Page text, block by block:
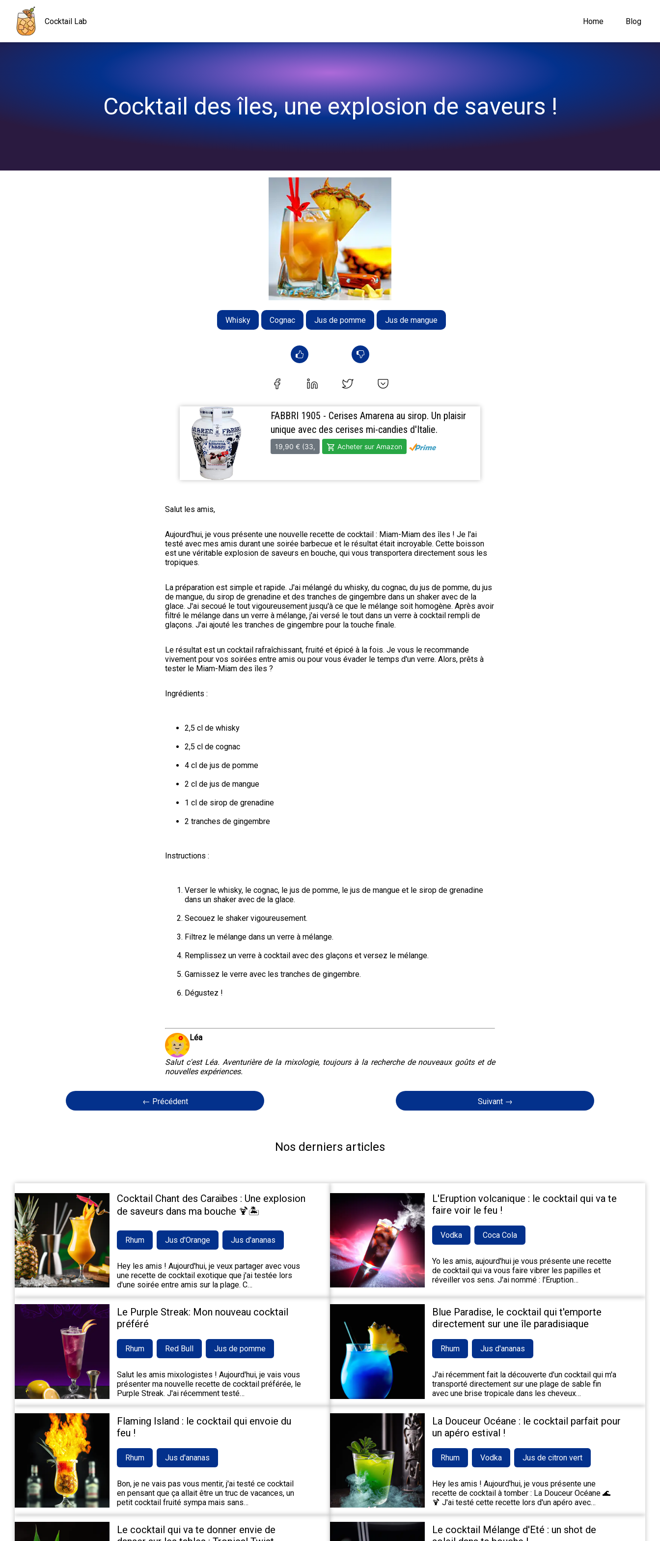
Cocktail Lab Home Blog
Cocktail des îles, une explosion de saveurs !
Whisky Cognac Jus de pomme Jus de mangue
Salut les amis,
Aujourd'hui, je vous présente une nouvelle recette de cocktail : Miam-Miam des îles ! Je l'ai
testé avec mes amis durant une soirée barbecue et le résultat était incroyable. Cette boisson
est une véritable explosion de saveurs en bouche, qui vous transportera directement sous les
tropiques.
La préparation est simple et rapide. J'ai mélangé du whisky, du cognac, du jus de pomme, du jus
de mangue, du sirop de grenadine et des tranches de gingembre dans un shaker avec de la
glace. J'ai secoué le tout vigoureusement jusqu'à ce que le mélange soit homogène. Après avoir
filtré le mélange dans un verre à mélange, j'ai versé le tout dans un verre à cocktail rempli de
glaçons. J'ai ajouté les tranches de gingembre pour la touche finale.
Le résultat est un cocktail rafraîchissant, fruité et épicé à la fois. Je vous le recommande
vivement pour vos soirées entre amis ou pour vous évader le temps d'un verre. Alors, prêts à
tester le Miam-Miam des îles ?
Ingrédients :
2,5 cl de whisky
2,5 cl de cognac
4 cl de jus de pomme
2 cl de jus de mangue
1 cl de sirop de grenadine
2 tranches de gingembre
Instructions :
Verser le whisky, le cognac, le jus de pomme, le jus de mangue et le sirop de grenadine
dans un shaker avec de la glace.
Secouez le shaker vigoureusement.
Filtrez le mélange dans un verre à mélange.
Remplissez un verre à cocktail avec des glaçons et versez le mélange.
Garnissez le verre avec les tranches de gingembre.
Dégustez !
Léa
Salut c'est Léa. Aventurière de la mixologie, toujours à la recherche de nouveaux goûts et de
nouvelles expériences.
← Précédent Suivant →
Nos derniers articles
Cocktail Chant des Caraïbes : Une explosion
de saveurs dans ma bouche 🍹🏝️
Rhum Jus d'Orange Jus d'ananas
Hey les amis ! Aujourd'hui, je veux partager avec vous
une recette de cocktail exotique que j'ai testée lors
d'une soirée entre amis sur la plage. C…
L'Eruption volcanique : le cocktail qui va te
faire voir le feu !
Vodka Coca Cola
Yo les amis, aujourd'hui je vous présente une recette
de cocktail qui va vous faire vibrer les papilles et
réveiller vos sens. J'ai nommé : l'Eruption…
Le Purple Streak: Mon nouveau cocktail
préféré
Rhum Red Bull Jus de pomme
Salut les amis mixologistes ! Aujourd'hui, je vais vous
présenter ma nouvelle recette de cocktail préférée, le
Purple Streak. J'ai récemment testé…
Blue Paradise, le cocktail qui t'emporte
directement sur une île paradisiaque
Rhum Jus d'ananas
J'ai récemment fait la découverte d'un cocktail qui m'a
transporté directement sur une plage de sable fin
avec une brise tropicale dans les cheveux…
Flaming Island : le cocktail qui envoie du
feu !
Rhum Jus d'ananas
Bon, je ne vais pas vous mentir, j'ai testé ce cocktail
en pensant que ça allait être un truc de vacances, un
petit cocktail fruité sympa mais sans…
La Douceur Océane : le cocktail parfait pour
un apéro estival !
Rhum Vodka Jus de citron vert
Hey les amis ! Aujourd'hui, je vous présente une
recette de cocktail à tomber : La Douceur Océane 🌊
🍹 J'ai testé cette recette lors d'un apéro avec…
Le cocktail qui va te donner envie de
Le cocktail Mélange d'Eté : un shot de
Navigated to Cocktail des îles, une explosion de saveurs !